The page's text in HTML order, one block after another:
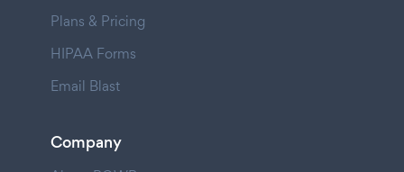
Plans & Pricing
HIPAA Forms
Email Blast
Company